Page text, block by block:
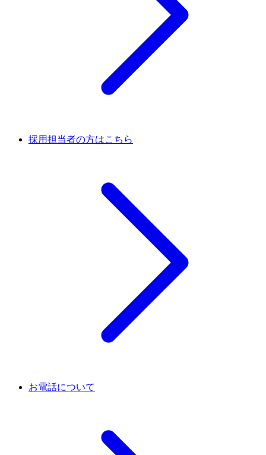
採用担当者の方はこちら
お電話について